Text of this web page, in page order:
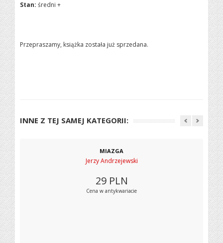
Stan: średni +
Przepraszamy, książka została już sprzedana.
INNE Z TEJ SAMEJ KATEGORII:
MIAZGA
Jerzy Andrzejewski
29 PLN
Cena w antykwariacie